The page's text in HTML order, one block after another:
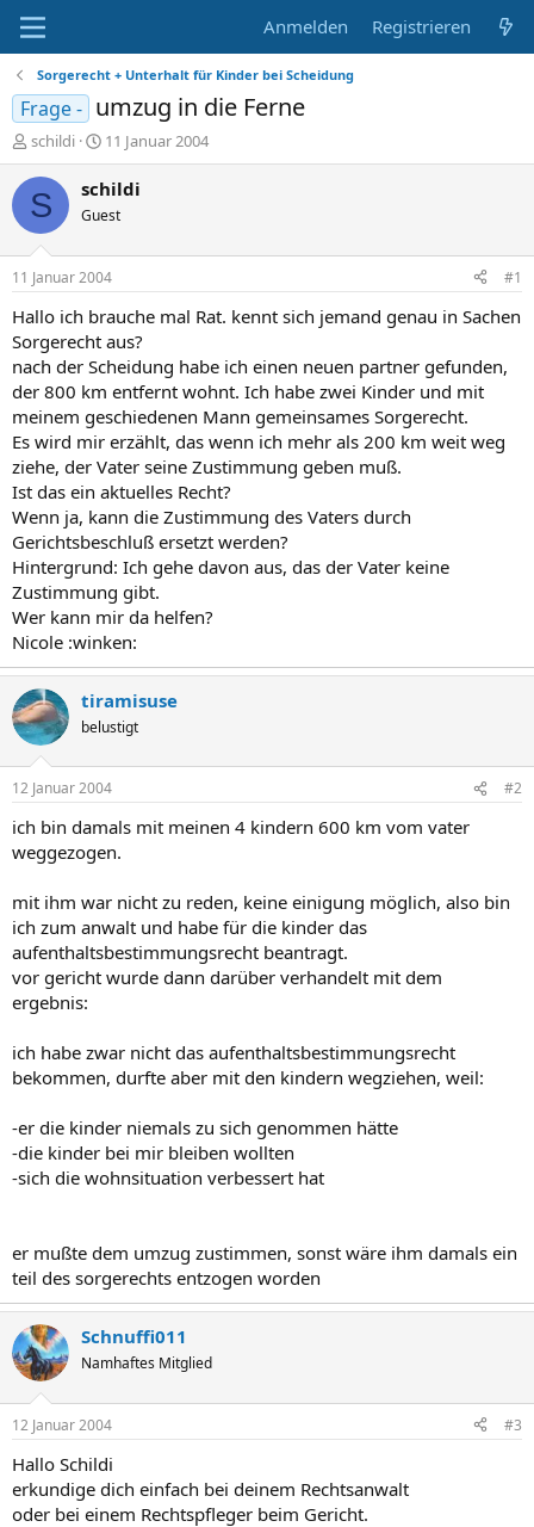
Anmelden Registrieren
Sorgerecht + Unterhalt für Kinder bei Scheidung
Frage - umzug in die Ferne
E
r
s
t
e
r
schildi
E
r
s
e
t
a
11 Januar 2004
S schildi
Guest
11 Januar 2004 #1
Hallo ich brauche mal Rat. kennt sich jemand genau in Sachen
Sorgerecht aus?
nach der Scheidung habe ich einen neuen partner gefunden,
der 800 km entfernt wohnt. Ich habe zwei Kinder und mit
meinem geschiedenen Mann gemeinsames Sorgerecht.
Es wird mir erzählt, das wenn ich mehr als 200 km weit weg
ziehe, der Vater seine Zustimmung geben muß.
Ist das ein aktuelles Recht?
Wenn ja, kann die Zustimmung des Vaters durch
Gerichtsbeschluß ersetzt werden?
Hintergrund: Ich gehe davon aus, das der Vater keine
Zustimmung gibt.
Wer kann mir da helfen?
Nicole :winken:
tiramisuse
belustigt
12 Januar 2004 #2
ich bin damals mit meinen 4 kindern 600 km vom vater
weggezogen.
mit ihm war nicht zu reden, keine einigung möglich, also bin
ich zum anwalt und habe für die kinder das
aufenthaltsbestimmungsrecht beantragt.
vor gericht wurde dann darüber verhandelt mit dem
ergebnis:
ich habe zwar nicht das aufenthaltsbestimmungsrecht
bekommen, durfte aber mit den kindern wegziehen, weil:
-er die kinder niemals zu sich genommen hätte
-die kinder bei mir bleiben wollten
-sich die wohnsituation verbessert hat
er mußte dem umzug zustimmen, sonst wäre ihm damals ein
teil des sorgerechts entzogen worden
Schnuffi011
Namhaftes Mitglied
12 Januar 2004 #3
Hallo Schildi
erkundige dich einfach bei deinem Rechtsanwalt
oder bei einem Rechtspfleger beim Gericht.